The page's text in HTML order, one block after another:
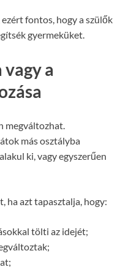
fontos, hogy a szülők
gyermeküket.
a
megváltozhat.
más osztályba
ki, vagy egyszerűen
ha azt tapasztalja, hogy:
tölti az idejét;